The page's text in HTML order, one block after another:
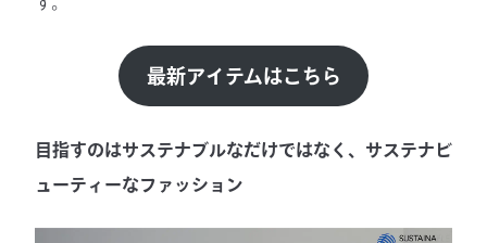
最新アイテムはこちら
目指すのはサステナブルなだけではなく、サステナビ
ューティーなファッション